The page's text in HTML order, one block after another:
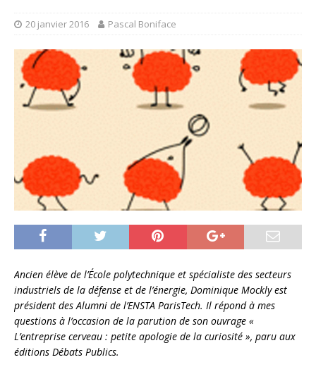
20 janvier 2016 Pascal Boniface
Ancien élève de l’École polytechnique et spécialiste des secteurs
industriels de la défense et de l’énergie, Dominique Mockly est
président des Alumni de l’ENSTA ParisTech. Il répond à mes
questions à l’occasion de la parution de son ouvrage «
L’entreprise cerveau : petite apologie de la curiosité », paru aux
éditions Débats Publics.